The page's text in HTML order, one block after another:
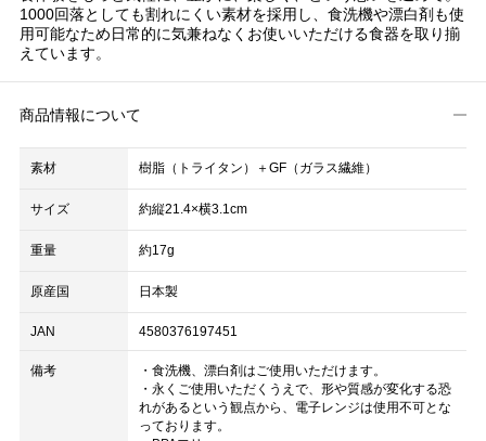
1000回落としても割れにくい素材を採用し、食洗機や漂白剤も使
用可能なため日常的に気兼ねなくお使いいただける食器を取り揃
えています。
商品情報について
素材 樹脂（トライタン）＋GF（ガラス繊維）
サイズ 約縦21.4×横3.1cm
重量 約17g
原産国 日本製
JAN 4580376197451
備考
・食洗機、漂白剤はご使用いただけます。
・永くご使用いただくうえで、形や質感が変化する恐
れがあるという観点から、電子レンジは使用不可とな
っております。